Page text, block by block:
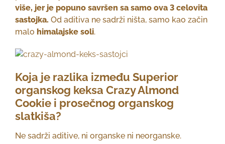
više, jer je popuno savršen sa samo ova 3 celovita
sastojka. Od aditiva ne sadrži ništa, samo kao začin
malo himalajske soli.
Koja je razlika između Superior
organskog keksa Crazy Almond
Cookie i prosečnog organskog
slatkiša?
Ne sadrži aditive, ni organske ni neorganske.